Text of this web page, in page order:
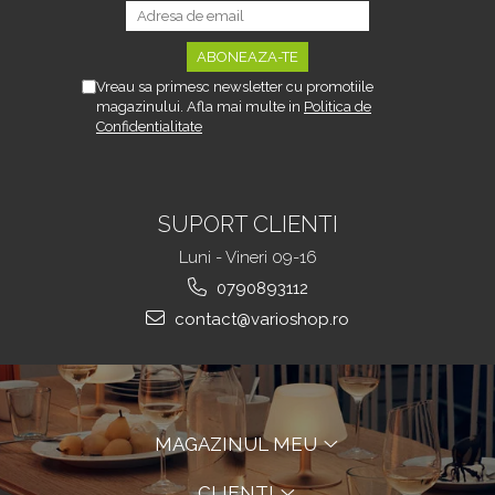
Vreau sa primesc newsletter cu promotiile
magazinului. Afla mai multe in Politica de
Confidentialitate
SUPORT CLIENTI
Luni - Vineri 09-16
0790893112
contact@varioshop.ro
MAGAZINUL MEU